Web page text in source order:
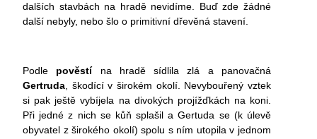
dalších stavbách na hradě nevidíme. Buď zde žádné
další nebyly, nebo šlo o primitivní dřevěná stavení.
Podle pověstína hradě sídlila zlá a panovačná
Gertruda , škodící v širokém okolí. Nevybouřený vztek
si pak ještě vybíjela na divokých projížďkách na koni.
Při jedné z nich se kůň splašil a Gertuda se (k úlevě
obyvatel z širokého okolí) spolu s ním utopila v jednom